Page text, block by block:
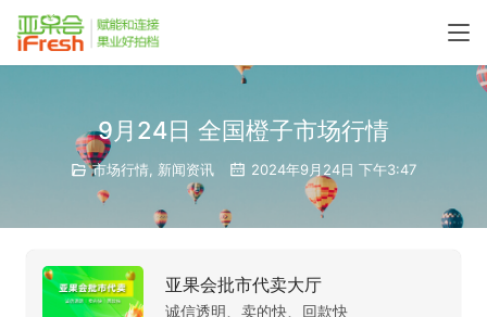
9月24日 全国橙子市场行情
市场行情 新闻资讯 2024年9月24日 下午3:47
亚果会批市代卖大厅
诚信透明、卖的快、回款快